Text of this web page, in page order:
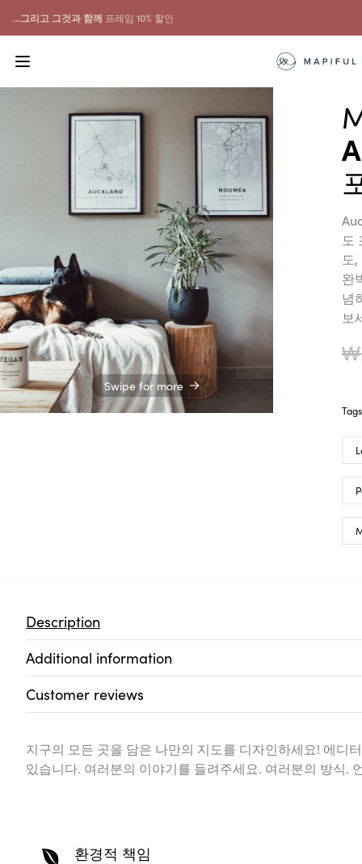
...그리고 그것과 함께 프레임 10% 할인
Swipe for more
도
도
완
념
보
₩
Tags
Description
Additional information
Customer reviews
지구의 모든 곳을 담은 나만의 지도를 디자인하세요! 에디
있습니다. 여러분의 이야기를 들려주세요. 여러분의 방식.
환경적 책임